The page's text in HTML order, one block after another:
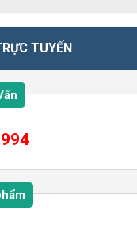
TUYẾN